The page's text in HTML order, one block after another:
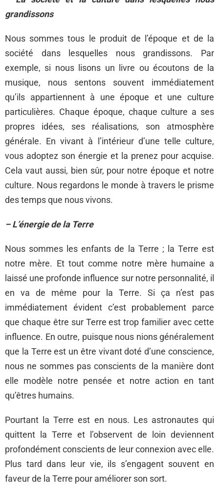
grandissons
Nous sommes tous le produit de l’époque et de la
société dans lesquelles nous grandissons. Par
exemple, si nous lisons un livre ou écoutons de la
musique, nous sentons souvent immédiatement
qu’ils appartiennent à une époque et une culture
particulières. Chaque époque, chaque culture a ses
propres idées, ses réalisations, son atmosphère
générale. En vivant à l’intérieur d’une telle culture,
vous adoptez son énergie et la prenez pour acquise.
Cela vaut aussi, bien sûr, pour notre époque et notre
culture. Nous regardons le monde à travers le prisme
des temps que nous vivons.
– L’énergie de la Terre
Nous sommes les enfants de la Terre ; la Terre est
notre mère. Et tout comme notre mère humaine a
laissé une profonde influence sur notre personnalité, il
en va de même pour la Terre. Si ça n’est pas
immédiatement évident c’est probablement parce
que chaque être sur Terre est trop familier avec cette
influence. En outre, puisque nous nions généralement
que la Terre est un être vivant doté d’une conscience,
nous ne sommes pas conscients de la manière dont
elle modèle notre pensée et notre action en tant
qu’êtres humains.
Pourtant la Terre est en nous. Les astronautes qui
quittent la Terre et l’observent de loin deviennent
profondément conscients de leur connexion avec elle.
Plus tard dans leur vie, ils s’engagent souvent en
faveur de la Terre pour améliorer son sort.